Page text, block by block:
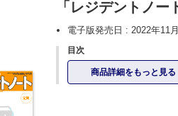
「レジデントノ
電子版発売日 :2022年11
目次
商品詳細をもっと見る